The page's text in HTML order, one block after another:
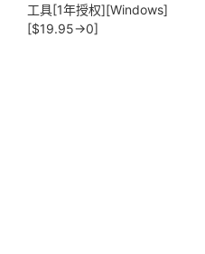
工具[1年授权][Windows]
[$19.95→0]